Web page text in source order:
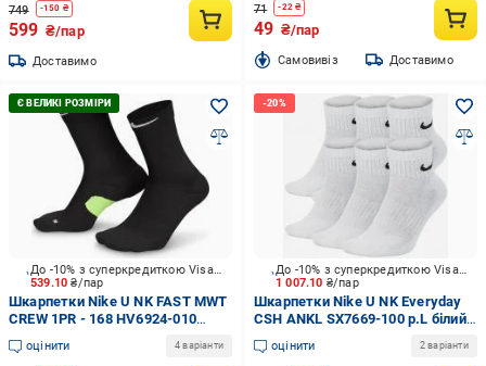
749 -150 ₴
599 ₴/пар
Доставимо
71 -22₴
49 ₴/пар
Cамовивіз Доставимо
539.10₴/пар
До -10% з суперкредиткою Visa Вигода
Шкарпетки Nike U NK FAST MWT
CREW 1PR - 168 HV6924-010
р.42-46 чорний 1 шт.
оцінити 4 варіанти
1 007.10 ₴/пар
До -10% з суперкредиткою Visa Вигода
Шкарпетки Nike U NK Everyday
CSH ANKL SX7669-100 р.L білий
6 шт.
оцінити 2 варіанти